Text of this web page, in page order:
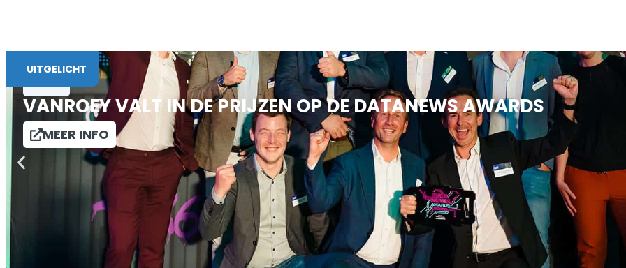
BLOG
VANROEY VALT IN DE PRIJZEN OP DE DATANEWS AWARDS
MEER INFO
UITGELICHT